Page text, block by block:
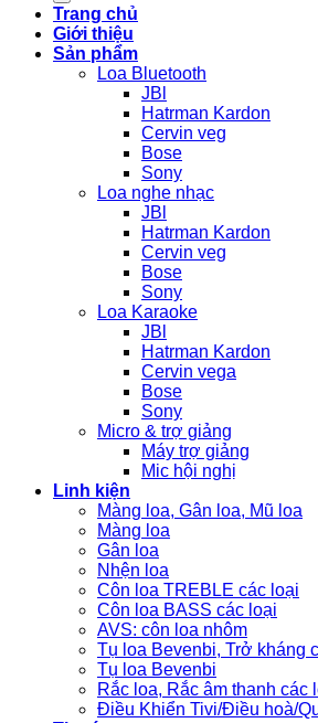
Trang chủ
Giới thiệu
Sản phẩm
Loa Bluetooth
JBl
Hatrman Kardon
Cervin veg
Bose
Sony
Loa nghe nhạc
JBl
Hatrman Kardon
Cervin veg
Bose
Sony
Loa Karaoke
JBl
Hatrman Kardon
Cervin vega
Bose
Sony
Micro & trợ giảng
Máy trợ giảng
Mic hội nghị
Linh kiện
Màng loa, Gân loa, Mũ loa
Màng loa
Gân loa
Nhện loa
Côn loa TREBLE các loại
Côn loa BASS các loại
AVS: côn loa nhôm
Tụ loa Bevenbi, Trở kháng
Tụ loa Bevenbi
Rắc loa, Rắc âm thanh các
Điều Khiển Tivi/Điều hoà/